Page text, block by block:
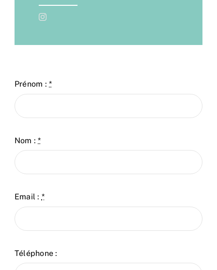
Prénom :*
Nom :*
Email : *
Téléphone :